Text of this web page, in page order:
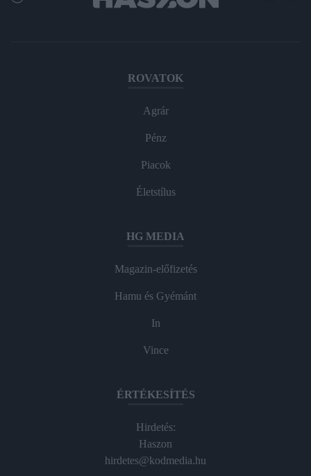
ROVATOK
Agrár
Pénz
Piacok
Életstílus
HG MEDIA
Magazin-előfizetés
Hamu és Gyémánt
In
Vince
ÉRTÉKESÍTÉS
Hirdetés:
Haszon
hirdetes@kodmedia.hu